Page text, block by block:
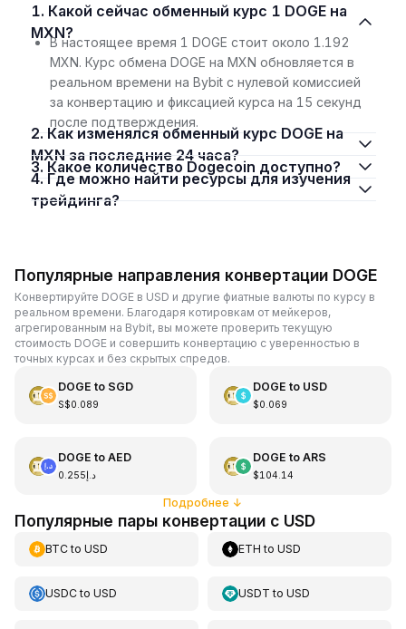
1. Какой сейчас обменный курс 1 DOGE на
MXN?
В настоящее время 1 DOGE стоит около 1.192
MXN. Курс обмена DOGE на MXN обновляется в
реальном времени на Bybit с нулевой комиссией
за конвертацию и фиксацией курса на 15 секунд
после подтверждения.
2. Как изменялся обменный курс DOGE на
MXN за последние 24 часа?
3. Какое количество Dogecoin доступно?
4. Где можно найти ресурсы для изучения
трейдинга?
Популярные направления конвертации DOGE
Конвертируйте DOGE в USD и другие фиатные валюты по курсу в
реальном времени. Благодаря котировкам от мейкеров,
агрегированным на Bybit, вы можете проверить текущую
стоимость DOGE и совершить конвертацию с уверенностью в
точных курсах и без скрытых спредов.
DOGE to SGD
S$0.089
DOGE to USD
$0.069
DOGE to AED
د.إ0.255
DOGE to ARS
$104.14
Подробнее ↓
Популярные пары конвертации с USD
BTCto USD ETH toUSD
USDCto USD USDT toUSD